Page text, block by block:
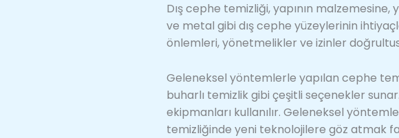
Dış cephe temizliği, yapının
ve metal gibi dış cephe yüzeylerinin
önlemleri, yönetmelikler ve izinler
Geleneksel yöntemlerle yapılan cephe
buharlı temizlik gibi çeşitli seçenekler
ekipmanları kullanılır. Geleneksel
temizliğinde yeni teknolojilere göz atmak